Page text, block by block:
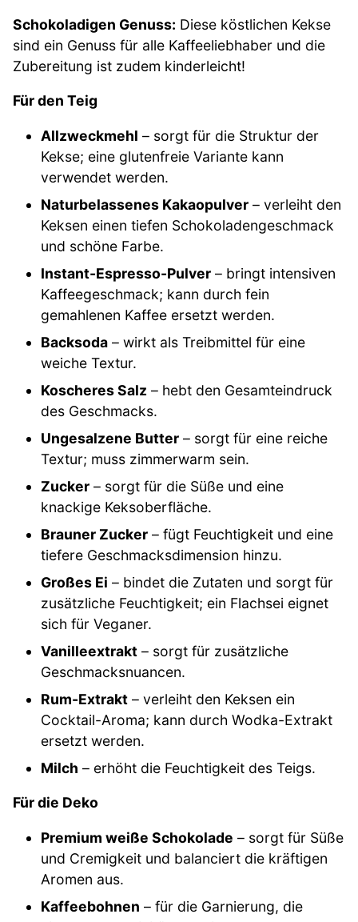
Schokoladigen Genuss: Diese köstlichen Kekse
sind ein Genuss für alle Kaffeeliebhaber und die
Zubereitung ist zudem kinderleicht!
Für den Teig
Allzweckmehl – sorgt für die Struktur der
Kekse; eine glutenfreie Variante kann
verwendet werden.
Naturbelassenes Kakaopulver – verleiht den
Keksen einen tiefen Schokoladengeschmack
und schöne Farbe.
Instant-Espresso-Pulver – bringt intensiven
Kaffeegeschmack; kann durch fein
gemahlenen Kaffee ersetzt werden.
Backsoda – wirkt als Treibmittel für eine
weiche Textur.
Koscheres Salz – hebt den Gesamteindruck
des Geschmacks.
Ungesalzene Butter – sorgt für eine reiche
Textur; muss zimmerwarm sein.
Zucker – sorgt für die Süße und eine
knackige Keksoberfläche.
Brauner Zucker – fügt Feuchtigkeit und eine
tiefere Geschmacksdimension hinzu.
Großes Ei – bindet die Zutaten und sorgt für
zusätzliche Feuchtigkeit; ein Flachsei eignet
sich für Veganer.
Vanilleextrakt – sorgt für zusätzliche
Geschmacksnuancen.
Rum-Extrakt – verleiht den Keksen ein
Cocktail-Aroma; kann durch Wodka-Extrakt
ersetzt werden.
Milch – erhöht die Feuchtigkeit des Teigs.
Für die Deko
Premium weiße Schokolade – sorgt für Süße
und Cremigkeit und balanciert die kräftigen
Aromen aus.
Kaffeebohnen – für die Garnierung, die